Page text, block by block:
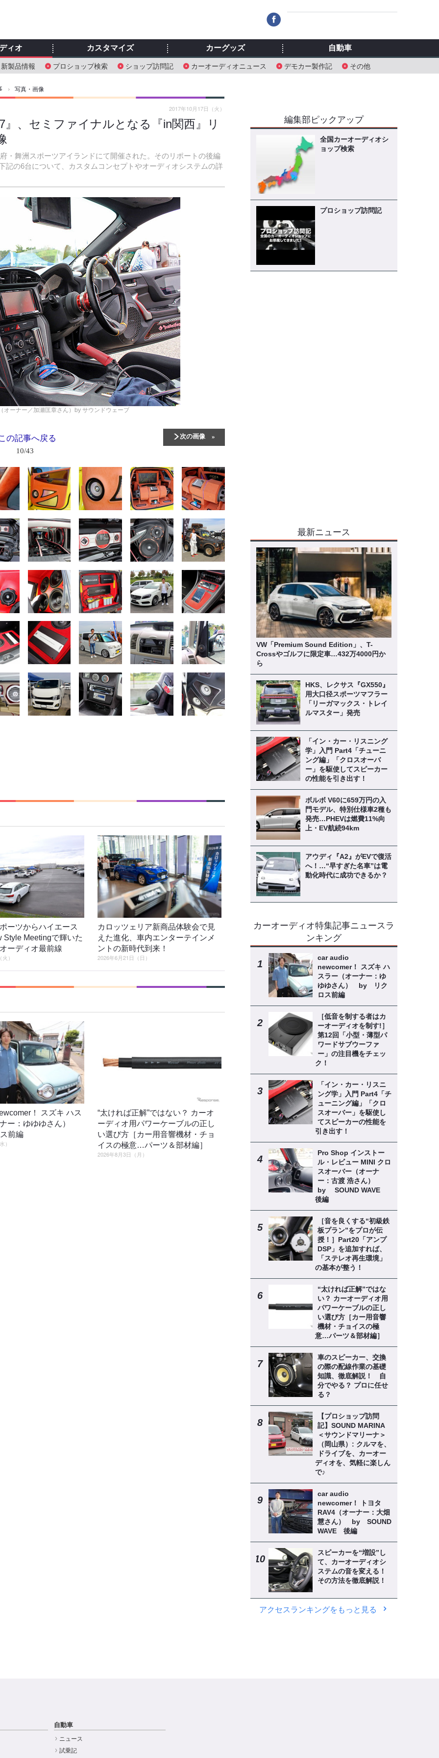
ィオ
新製品情報 プロショップ検索 ショップ訪問記 カーオーディオニュース デモカー製作記 その他
カスタマイズ カーグッズ 自動車
› 写真・画像
、セミファイナルとなる『in関西』リ
・舞洲スポーツアイランドにて開催された。そのリポートの後編
記の6台について、カスタムコンセプトやオーディオシステムの詳
2017年10月17日（火）
オーナー／加瀬匡章さん）by サウンドウェーブ
次の画像
の記事へ戻る
10/43
ーツからハイエース
Style Meetingで輝いた
ーディオ最前線
）
カロッツェリア新商品体験会で見
えた進化、車内エンターテインメ
ントの新時代到来！
2026年6月21日（日）
！ スズキ ハス
ー：ゆゆゆさん）
前編
）
“太ければ正解”ではない？ カーオ
ーディオ用パワーケーブルの正し
い選び方［カー用音響機材・チョ
イスの極意…パーツ＆部材編］
2026年8月3日（月）
編集部ピックアップ
全国カーオーディオシ
ョップ検索
プロショップ訪問記
最新ニュース
VW「Premium Sound Edition」、T-
Crossやゴルフに限定車…432万4000円か
ら
HKS、レクサス『GX550』
用大口径スポーツマフラー
「リーガマックス・トレイ
ルマスター」発売
「イン・カー・リスニング
学」入門 Part4「チューニ
ング編」「クロスオーバ
ー」を駆使してスピーカー
の性能を引き出す！
ボルボ V60に659万円の入
門モデル、特別仕様車2種も
発売…PHEVは燃費11%向
上・EV航続94km
アウディ『A2』がEVで復活
へ！…“早すぎた名車”は電
動化時代に成功できるか？
カーオーディオ特集記事ニュースラ
ンキング
car audio
newcomer！ スズキ ハ
スラー（オーナー：ゆ
ゆゆさん） by リク
ロス前編
［低音を制する者はカ
ーオーディオを制す!］
第12回「小型・薄型パ
ワードサブウーファ
ー」の注目機をチェッ
ク！
「イン・カー・リスニ
ング学」入門 Part4「チ
ューニング編」「クロ
スオーバー」を駆使し
てスピーカーの性能を
引き出す！
Pro Shop インストー
ル・レビュー MINI クロ
スオーバー（オーナ
ー：古渡 浩さん）
by SOUND WAVE
後編
［音を良くする“初級鉄
板プラン”をプロが伝
授！］Part20「アンプ
DSP」を追加すれば、
「ステレオ再生環境」
の基本が整う！
“太ければ正解”ではな
い？ カーオーディオ用
パワーケーブルの正し
い選び方［カー用音響
機材・チョイスの極
意…パーツ＆部材編］
車のスピーカー、交換
の際の配線作業の基礎
知識、徹底解説！ 自
分でやる？ プロに任せ
る？
【プロショップ訪問
記】SOUND MARINA
＜サウンドマリーナ＞
（岡山県）: クルマを、
ドライブを、カーオー
ディオを、気軽に楽しん
で♪
car audio
newcomer！ トヨタ
RAV4（オーナー：大畑
慧さん） by SOUND
WAVE 後編
スピーカーを“増設”し
て、カーオーディオシ
ステムの音を変える！
その方法を徹底解説！
アクセスランキングをもっと見る
自動車
ニュース
試乗記